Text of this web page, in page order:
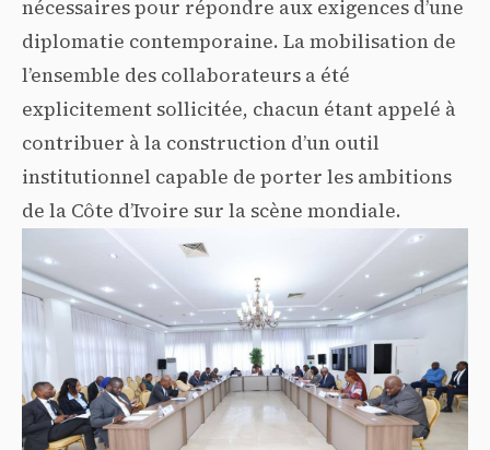
nécessaires pour répondre aux exigences d’une
diplomatie contemporaine. La mobilisation de
l’ensemble des collaborateurs a été
explicitement sollicitée, chacun étant appelé à
contribuer à la construction d’un outil
institutionnel capable de porter les ambitions
de la Côte d’Ivoire sur la scène mondiale.